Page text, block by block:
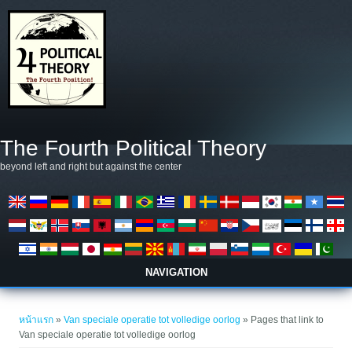
The Fourth Political Theory
beyond left and right but against the center
NAVIGATION
หน้าแรก »Van speciale operatie tot volledige oorlog » Pages that link to
Van speciale operatie tot volledige oorlog